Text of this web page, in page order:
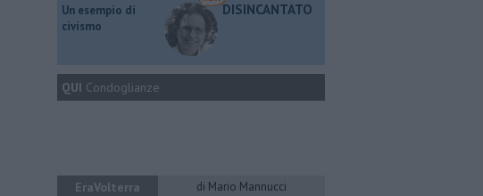
​Un esempio di
civismo
DISINCANTATO
QUI Condoglianze
EraVolterra di Mario Mannucci